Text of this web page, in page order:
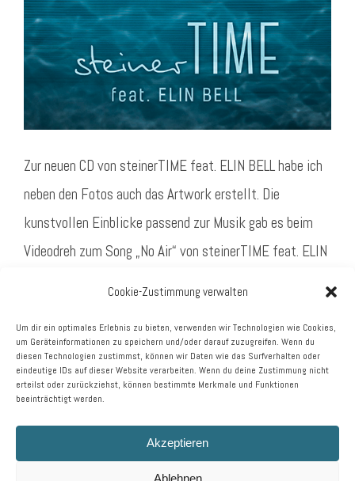
Cookie-Zustimmung verwalten
Um dir ein optimales Erlebnis zu bieten, verwenden wir Technologien wie Cookies,
um Geräteinformationen zu speichern und/oder darauf zuzugreifen. Wenn du
diesen Technologien zustimmst, können wir Daten wie das Surfverhalten oder
eindeutige IDs auf dieser Website verarbeiten. Wenn du deine Zustimmung nicht
erteilst oder zurückziehst, können bestimmte Merkmale und Funktionen
beeinträchtigt werden.
Akzeptieren
Zur neuen CD von steinerTIME feat. ELIN BELL habe ich
neben den Fotos auch das Artwork erstellt. Die
kunstvollen Einblicke passend zur Musik gab es beim
Videodreh zum Song „No Air“ von steinerTIME feat. ELIN
1 2